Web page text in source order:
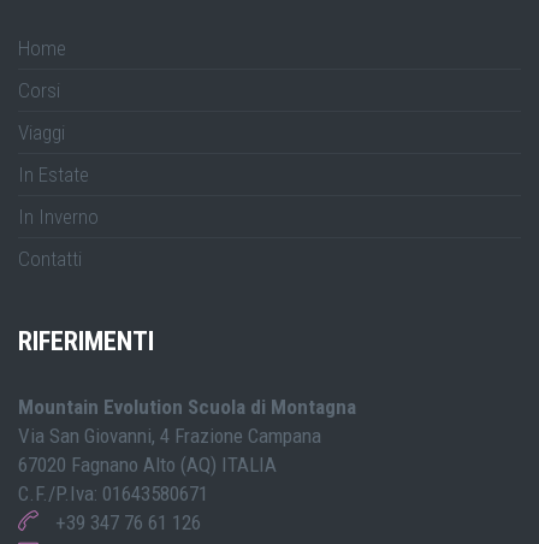
Home
Corsi
Viaggi
In Estate
In Inverno
Contatti
RIFERIMENTI
Mountain Evolution Scuola di Montagna
Via San Giovanni, 4 Frazione Campana
67020 Fagnano Alto (AQ) ITALIA
C.F./P.Iva: 01643580671
+39 347 76 61 126